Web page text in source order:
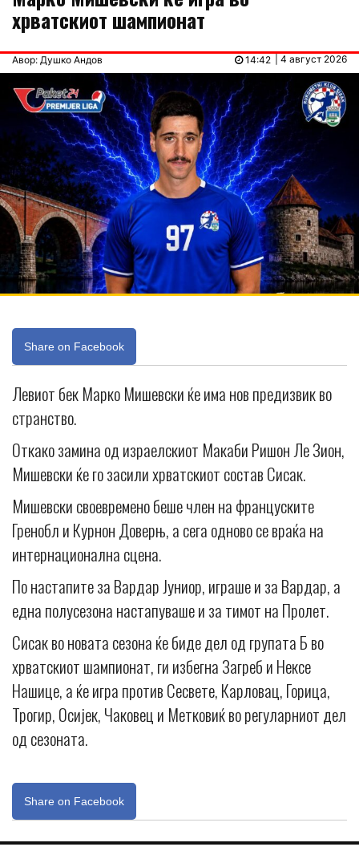
хрватскиот шампионат
Авор: Душко Андов | 4 август 2026
14:42
Share on Facebook
Левиот бек Марко Мишевски ќе има нов предизвик во
странство.
Откако замина од израелскиот Макаби Ришон Ле Зион,
Мишевски ќе го засили хрватскиот состав Сисак.
Мишевски своевремено беше член на француските
Гренобл и Курнон Доверњ, а сега одново се враќа на
интернационална сцена.
По настапите за Вардар Јуниор, играше и за Вардар, а
една полусезона настапуваше и за тимот на Пролет.
Сисак во новата сезона ќе биде дел од групата Б во
хрватскиот шампионат, ги избегна Загреб и Нексе
Нашице, а ќе игра против Сесвете, Карловац, Горица,
Трогир, Осијек, Чаковец и Метковиќ во регуларниот дел
од сезоната.
Share on Facebook